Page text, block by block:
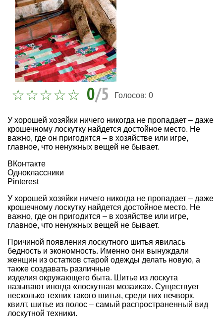
0/5 Голосов: 0
У хорошей хозяйки ничего никогда не пропадает – даже
крошечному лоскутку найдется достойное место. Не
важно, где он пригодится – в хозяйстве или игре,
главное, что ненужных вещей не бывает.
ВКонтакте
Одноклассники
Pinterest
У хорошей хозяйки ничего никогда не пропадает – даже
крошечному лоскутку найдется достойное место. Не
важно, где он пригодится – в хозяйстве или игре,
главное, что ненужных вещей не бывает.
Причиной появления лоскутного шитья явилась
бедность и экономность. Именно они вынуждали
женщин из остатков старой одежды делать новую, а
также создавать различные
изделия окружающего быта. Шитье из лоскута
называют иногда «лоскутная мозаика». Существует
несколько техник такого шитья, среди них печворк,
квилт, шитье из полос – самый распространенный вид
лоскутной техники.